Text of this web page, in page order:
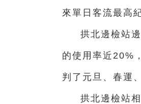
來單日客流最高
拱北邊檢站
的使用率近20%
判了元旦、春運
拱北邊檢站